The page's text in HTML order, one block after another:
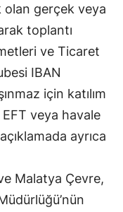
olan gerçek veya
toplantı
ve Ticaret
IBAN
için katılım
veya havale
ayrıca
Malatya Çevre,